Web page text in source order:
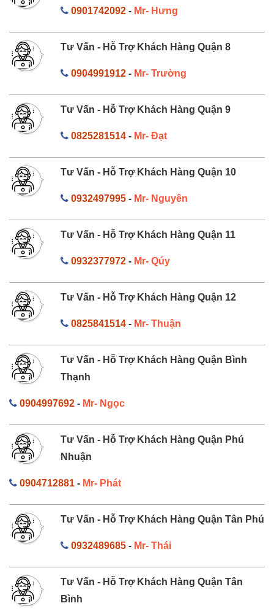
0901742092- Mr- Hưng
Tư Vấn - Hỗ Trợ Khách Hàng Quận 8
0904991912- Mr- Trường
Tư Vấn - Hỗ Trợ Khách Hàng Quận 9
0825281514- Mr- Đạt
Tư Vấn - Hỗ Trợ Khách Hàng Quận 10
0932497995- Mr- Nguyên
Tư Vấn - Hỗ Trợ Khách Hàng Quận 11
0932377972- Mr- Qúy
Tư Vấn - Hỗ Trợ Khách Hàng Quận 12
0825841514- Mr- Thuận
Tư Vấn - Hỗ Trợ Khách Hàng Quận Bình
Thạnh
0904997692 - Mr- Ngọc
Tư Vấn - Hỗ Trợ Khách Hàng Quận Phú
Nhuận
0904712881 - Mr- Phát
Tư Vấn - Hỗ Trợ Khách Hàng Quận Tân Phú
0932489685- Mr- Thái
Tư Vấn - Hỗ Trợ Khách Hàng Quận Tân
Bình